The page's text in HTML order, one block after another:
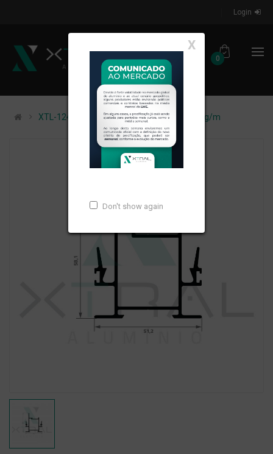
Login
0
X
Don't show again
XTL-1243 - (LG-162) - PESO LINEAR: 1,075kg/m